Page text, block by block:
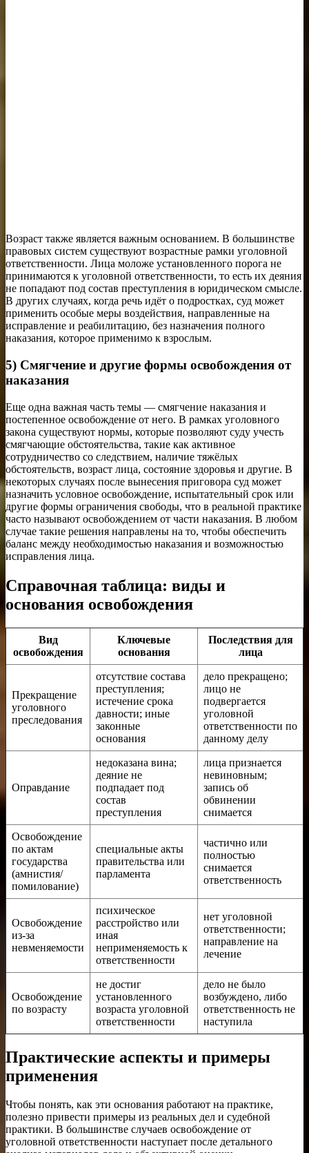
Возраст также является важным основанием. В большинстве
правовых систем существуют возрастные рамки уголовной
ответственности. Лица моложе установленного порога не
принимаются к уголовной ответственности, то есть их деяния
не попадают под состав преступления в юридическом смысле.
В других случаях, когда речь идёт о подростках, суд может
применить особые меры воздействия, направленные на
исправление и реабилитацию, без назначения полного
наказания, которое применимо к взрослым.
5) Смягчение и другие формы освобождения от
наказания
Еще одна важная часть темы — смягчение наказания и
постепенное освобождение от него. В рамках уголовного
закона существуют нормы, которые позволяют суду учесть
смягчающие обстоятельства, такие как активное
сотрудничество со следствием, наличие тяжёлых
обстоятельств, возраст лица, состояние здоровья и другие. В
некоторых случаях после вынесения приговора суд может
назначить условное освобождение, испытательный срок или
другие формы ограничения свободы, что в реальной практике
часто называют освобождением от части наказания. В любом
случае такие решения направлены на то, чтобы обеспечить
баланс между необходимостью наказания и возможностью
исправления лица.
Справочная таблица: виды и
основания освобождения
Вид
освобождения
Ключевые
основания
Последствия для
лица
Прекращение
уголовного
преследования
отсутствие состава
преступления;
истечение срока
давности; иные
законные
основания
дело прекращено;
лицо не
подвергается
уголовной
ответственности по
данному делу
Оправдание
недоказана вина;
деяние не
подпадает под
состав
преступления
лица признается
невиновным;
запись об
обвинении
снимается
Освобождение
по актам
государства
(амнистия/
помилование)
специальные акты
правительства или
парламента
частично или
полностью
снимается
ответственность
Освобождение
из-за
невменяемости
психическое
расстройство или
иная
неприменяемость к
ответственности
нет уголовной
ответственности;
направление на
лечение
Освобождение
по возрасту
не достиг
установленного
возраста уголовной
ответственности
дело не было
возбуждено, либо
ответственность не
наступила
Практические аспекты и примеры
применения
Чтобы понять, как эти основания работают на практике,
полезно привести примеры из реальных дел и судебной
практики. В большинстве случаев освобождение от
уголовной ответственности наступает после детального